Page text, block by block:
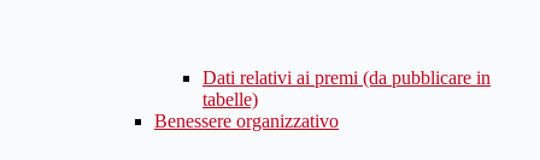
Dati relativi ai premi (da pubblicare in
tabelle)
Benessere organizzativo